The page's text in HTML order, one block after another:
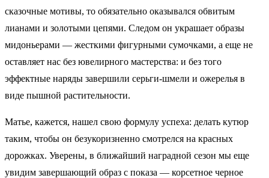
сказочные мотивы, то обязательно оказывался обвитым
лианами и золотыми цепями. Следом он украшает образы
мидоньерами — жесткими фигурными сумочками, а еще не
оставляет нас без ювелирного мастерства: и без того
эффектные наряды завершили серьги-шмели и ожерелья в
виде пышной растительности.
Матье, кажется, нашел свою формулу успеха: делать кутюр
таким, чтобы он безукоризненно смотрелся на красных
дорожках. Уверены, в ближайший наградной сезон мы еще
увидим завершающий образ с показа — корсетное черное